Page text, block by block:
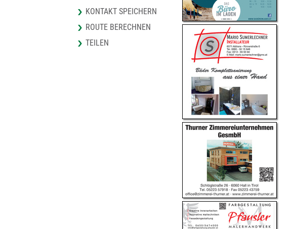
KONTAKT SPEICHERN
ROUTE BERECHNEN
TEILEN